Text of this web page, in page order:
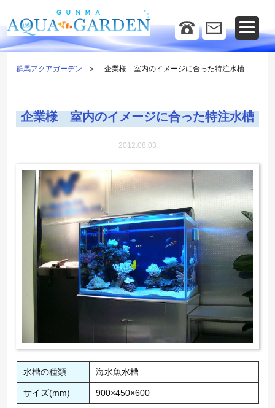
群馬アクアガーデン 企業様 室内のイメージに合った特注水槽
企業様 室内のイメージに合った特注水槽
2012.08.03
水槽の種類 海水魚水槽
サイズ(mm) 900×450×600